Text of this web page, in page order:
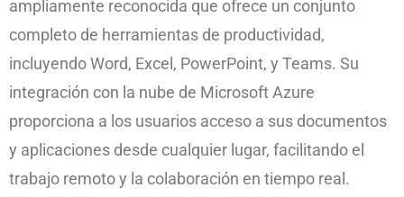
ampliamente reconocida que ofrece un conjunto
completo de herramientas de productividad,
incluyendo Word, Excel, PowerPoint, y Teams. Su
integración con la nube de Microsoft Azure
proporciona a los usuarios acceso a sus documentos
y aplicaciones desde cualquier lugar, facilitando el
trabajo remoto y la colaboración en tiempo real.